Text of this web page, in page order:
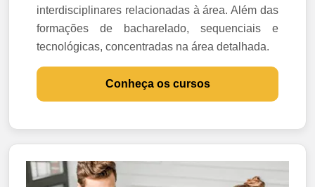
interdisciplinares relacionadas à área. Além das
formações de bacharelado, sequenciais e
tecnológicas, concentradas na área detalhada.
Conheça os cursos